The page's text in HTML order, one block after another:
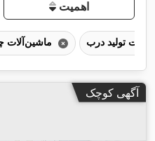
اهمیت
آگهی کوچک